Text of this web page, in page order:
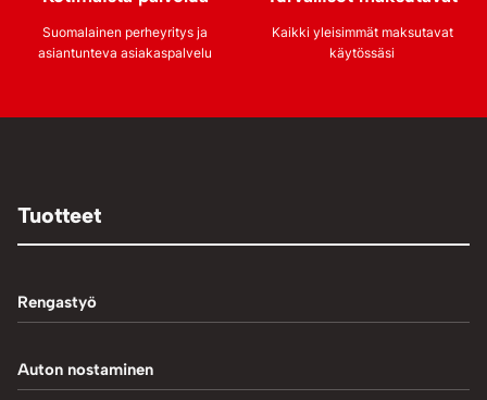
Suomalainen perheyritys ja
asiantunteva asiakaspalvelu
Kaikki yleisimmät maksutavat
käytössäsi
Tuotteet
Rengastyö
Palteennostin
Auton nostaminen